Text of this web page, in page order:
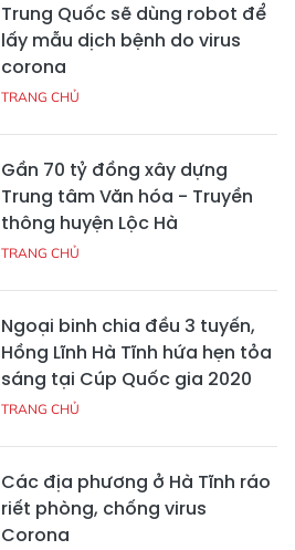
Trung Quốc sẽ dùng robot để
lấy mẫu dịch bệnh do virus
corona
TRANG CHỦ
Gần 70 tỷ đồng xây dựng
Trung tâm Văn hóa - Truyền
thông huyện Lộc Hà
TRANG CHỦ
Ngoại binh chia đều 3 tuyến,
Hồng Lĩnh Hà Tĩnh hứa hẹn tỏa
sáng tại Cúp Quốc gia 2020
TRANG CHỦ
Các địa phương ở Hà Tĩnh ráo
riết phòng, chống virus
Corona